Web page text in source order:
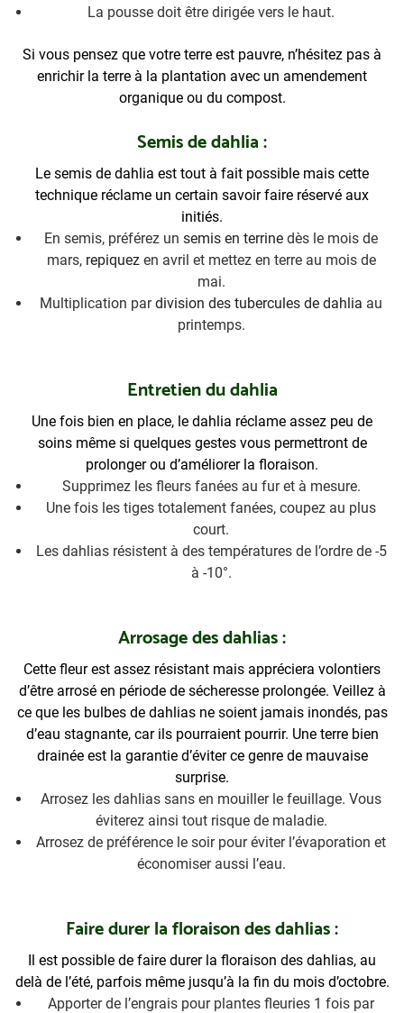
La pousse doit être dirigée vers le haut.
Si vous pensez que votre terre est pauvre, n’hésitez pas à
enrichir la terre à la plantation avec un amendement
organique ou du compost.
Semis de dahlia :
Le semis de dahlia est tout à fait possible mais cette
technique réclame un certain savoir faire réservé aux
initiés.
En semis, préférez un semis en terrine dès le mois de
mars, repiquezen avril et mettez en terre au mois de
mai.
Multiplication pardivision des tubercules de dahlia au
printemps.
Entretien du dahlia
Une fois bien en place, le dahlia réclame assez peu de
soins même si quelques gestes vous permettront de
prolonger ou d’améliorer la floraison.
Supprimez les fleurs fanées au fur et à mesure.
Une fois les tiges totalement fanées, coupez au plus
court.
Les dahlias résistent à des températures de l’ordre de -5
à -10°.
Arrosage des dahlias :
Cette fleur est assez résistant mais appréciera volontiers
d’être arrosé en période de sécheresse prolongée. Veillez à
ce que les bulbes de dahlias ne soient jamais inondés, pas
d’eau stagnante, car ils pourraient pourrir. Une terre bien
drainée est la garantie d’éviter ce genre de mauvaise
surprise.
Arrosez les dahlias sans en mouiller le feuillage. Vous
éviterez ainsi tout risque de maladie.
Arrosez de préférence le soir pour éviter l’évaporation et
économiser aussi l’eau.
Faire durer la floraison des dahlias :
Il est possible de faire durer la floraison des dahlias, au
delà de l’été, parfois même jusqu’à la fin du mois d’octobre.
Apporter de l’engrais pour plantes fleuries 1 fois par